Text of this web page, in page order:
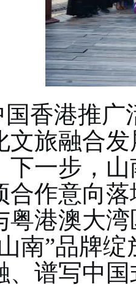
香港推广
文旅融合
下一步，
合作意向
粤港澳大
南”品牌
、谱写中